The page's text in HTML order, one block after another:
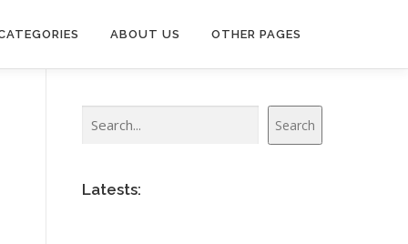
ABOUT US OTHER PAGES
Search
Latests: